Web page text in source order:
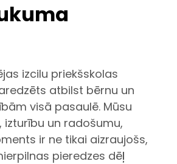
izcilu priekšskolas
atbilst bērnu un
visā pasaulē. Mūsu
un radošumu,
ir ne tikai aizraujošs,
pieredzes dēļ